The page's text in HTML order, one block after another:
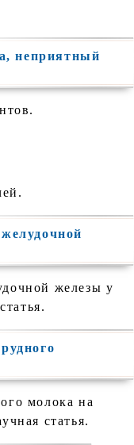
неприятный
железы у
молока на
статья.